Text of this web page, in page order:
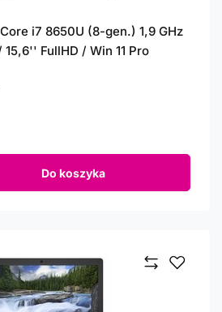
i7 8650U (8-gen.) 1,9 GHz
FullHD / Win 11 Pro
Do koszyka